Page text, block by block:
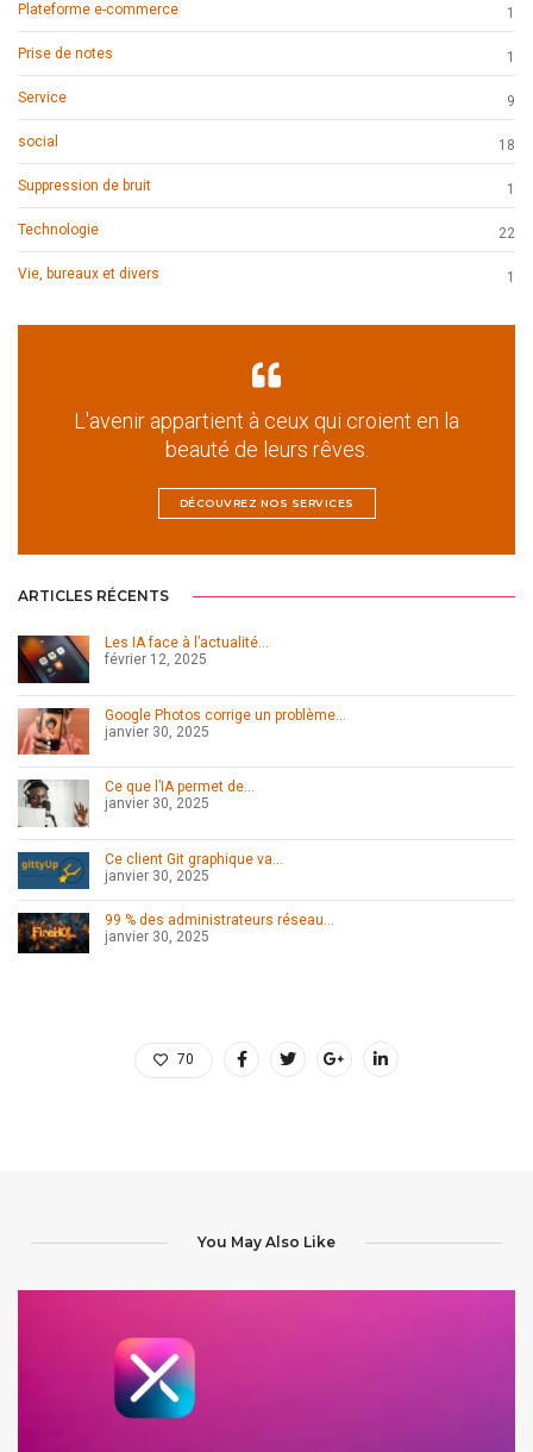
Plateforme e-commerce 1
Prise de notes 1
Service 9
social 18
Suppression de bruit 1
Technologie 22
Vie, bureaux et divers 1
L'avenir appartient à ceux qui croient en la
beauté de leurs rêves.
DÉCOUVREZ NOS SERVICES
ARTICLES RÉCENTS
Les IA face à l’actualité…
février 12, 2025
Google Photos corrige un problème…
janvier 30, 2025
Ce que l’IA permet de…
janvier 30, 2025
Ce client Git graphique va…
janvier 30, 2025
99 % des administrateurs réseau…
janvier 30, 2025
70
You May Also Like